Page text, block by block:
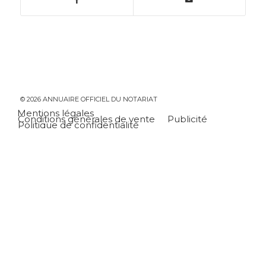
© 2026 ANNUAIRE OFFICIEL DU NOTARIAT
Mentions légales
Conditions générales de vente Publicité
Politique de confidentialité